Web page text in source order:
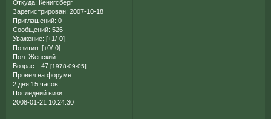
Откуда: Кенигсберг
Зарегистрирован: 2007-10-18
Приглашений: 0
Сообщений: 526
Уважение: [+1/-0]
Позитив: [+0/-0]
Пол: Женский
Возраст: 47 [1978-09-05]
Провел на форуме:
2 дня 15 часов
Последний визит:
2008-01-21 10:24:30